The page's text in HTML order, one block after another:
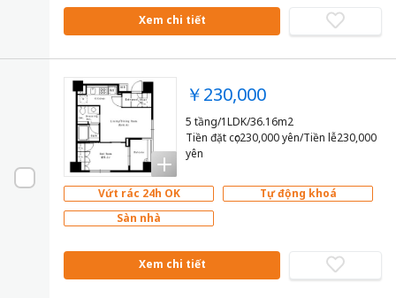
Xem chi tiết
￥230,000
5 tầng/1LDK/36.16m2
Tiền đặt cọc230,000 yên/Tiền lễ230,000
yên
Vứt rác 24h OK
Tự động khoá
Sàn nhà
Xem chi tiết